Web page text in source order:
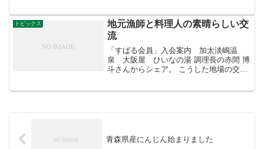
トピックス
地元漁師と料理人の素晴らしい交
流
「すばる会員」入会案内 加太淡嶋温
泉 大阪屋 ひいなの湯 調理長の赤間 博
斗さんからシェア。 こうした地場の交流
青森県産にんじん始まりました